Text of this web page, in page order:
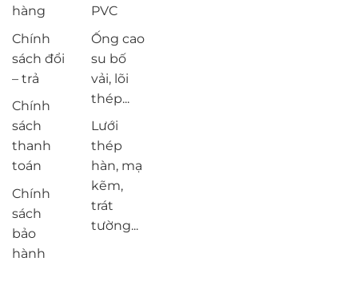
hàng
Chính
sách đổi
– trả
Chính
sách
thanh
toán
Chính
sách
bảo
hành
PVC
Ống cao
su bố
vải, lõi
thép...
Lưới
thép
hàn, mạ
kẽm,
trát
tường...